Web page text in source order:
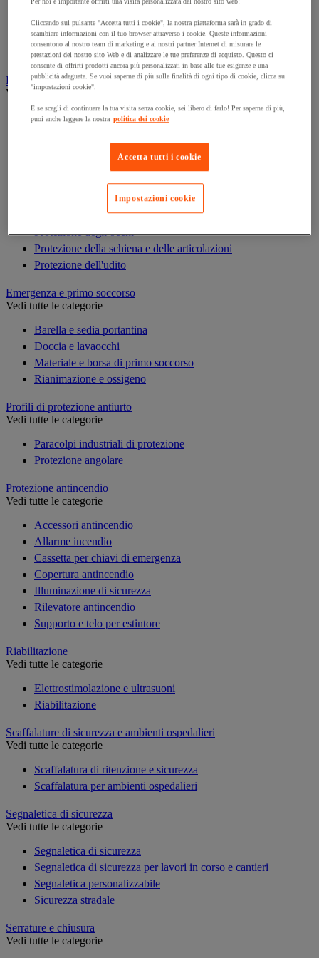
Armadio di sicurezza
Armadio portachiavi
Cassaforte
Cassetta portachiavi
Dispositivi di protezione individuale (DPI)
Vedi tutte le categorie
Abbigliamento di protezione e da lavoro
Custodie per DPI
Maschera respiratoria
Protezione degli occhi
Protezione della schiena e delle articolazioni
Protezione dell'udito
Emergenza e primo soccorso
Vedi tutte le categorie
Barella e sedia portantina
Doccia e lavaocchi
Materiale e borsa di primo soccorso
Rianimazione e ossigeno
Profili di protezione antiurto
Vedi tutte le categorie
Paracolpi industriali di protezione
Protezione angolare
Protezione antincendio
Vedi tutte le categorie
Accessori antincendio
Allarme incendio
Cassetta per chiavi di emergenza
Copertura antincendio
Illuminazione di sicurezza
Rilevatore antincendio
Supporto e telo per estintore
Riabilitazione
Vedi tutte le categorie
Elettrostimolazione e ultrasuoni
Riabilitazione
Scaffalature di sicurezza e ambienti ospedalieri
Vedi tutte le categorie
Scaffalatura di ritenzione e sicurezza
Scaffalatura per ambienti ospedalieri
Segnaletica di sicurezza
Vedi tutte le categorie
Segnaletica di sicurezza
Segnaletica di sicurezza per lavori in corso e cantieri
Segnaletica personalizzabile
Sicurezza stradale
Serrature e chiusura
Vedi tutte le categorie
Cliccando sul pulsante "Accetta tutti i cookie", la nostra piattaforma sarà in grado di
scambiare informazioni con il tuo browser attraverso i cookie. Queste informazioni
consentono al nostro team di marketing e ai nostri partner Internet di misurare le
prestazioni del nostro sito Web e di analizzare le tue preferenze di acquisto. Questo ci
consente di offrirti prodotti ancora più personalizzati in base alle tue esigenze e una
pubblicità adeguata. Se vuoi saperne di più sulle finalità di ogni tipo di cookie, clicca su
"impostazioni cookie".
E se scegli di continuare la tua visita senza cookie, sei libero di farlo! Per saperne di più,
puoi anche leggere la nostra politica dei cookie
Accetta tutti i cookie
Impostazioni cookie